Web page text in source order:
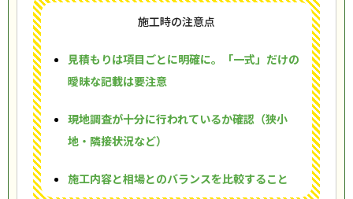
施工時の注意点
見積もりは項目ごとに明確に。「一式」だけの
曖昧な記載は要注意
現地調査が十分に行われているか確認（狭小
地・隣接状況など）
施工内容と相場とのバランスを比較すること